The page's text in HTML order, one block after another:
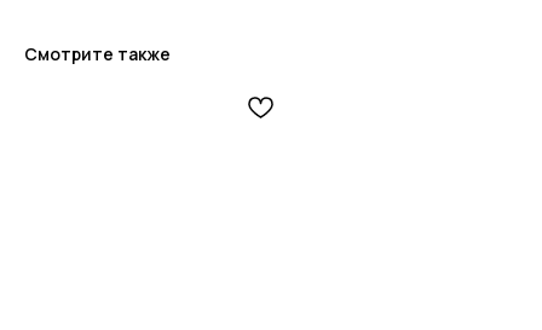
Смотрите также